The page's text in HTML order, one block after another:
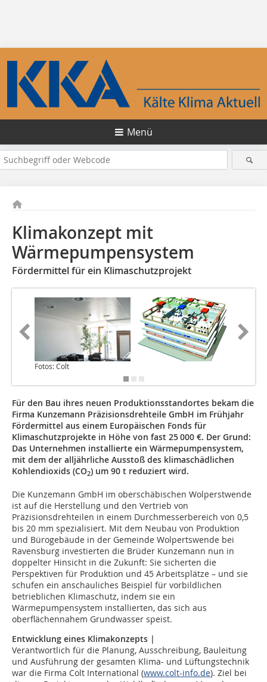
Menü
Klimakonzept mit
Wärmepumpensystem
Fördermittel für ein Klimaschutzprojekt
Fotos: Colt
Für den Bau ihres neuen Produktionsstandortes bekam die
Firma Kunzemann Präzisionsdrehteile GmbH im Frühjahr
Fördermittel aus einem Europäischen Fonds für
Klimaschutzprojekte in Höhe von fast 25 000 €. Der Grund:
Das Unternehmen installierte ein Wärmepumpensystem,
mit dem der alljährliche Ausstoß des klimaschädlichen
Kohlendioxids (CO2) um 90 t reduziert wird.
Die Kunzemann GmbH im oberschäbischen Wolperstwende
ist auf die Herstellung und den Vertrieb von
Präzisionsdrehteilen in einem Durchmesserbereich von 0,5
bis 20 mm spezialisiert. Mit dem Neubau von Produktion
und Bürogebäude in der Gemeinde Wolpertswende bei
Ravensburg investierten die Brüder Kunzemann nun in
doppelter Hinsicht in die Zukunft: Sie sicherten die
Perspektiven für Produktion und 45 Arbeitsplätze – und sie
schufen ein anschauliches Beispiel für vorbildlichen
betrieblichen Klimaschutz, indem sie ein
Wärmepumpensystem installierten, das sich aus
oberflächennahem Grundwasser speist.
Entwicklung eines Klimakonzepts |
Verantwortlich für die Planung, Ausschreibung, Bauleitung
und Ausführung der gesamten Klima- und Lüftungstechnik
war die Firma Colt International (www.colt-info.de). Ziel bei